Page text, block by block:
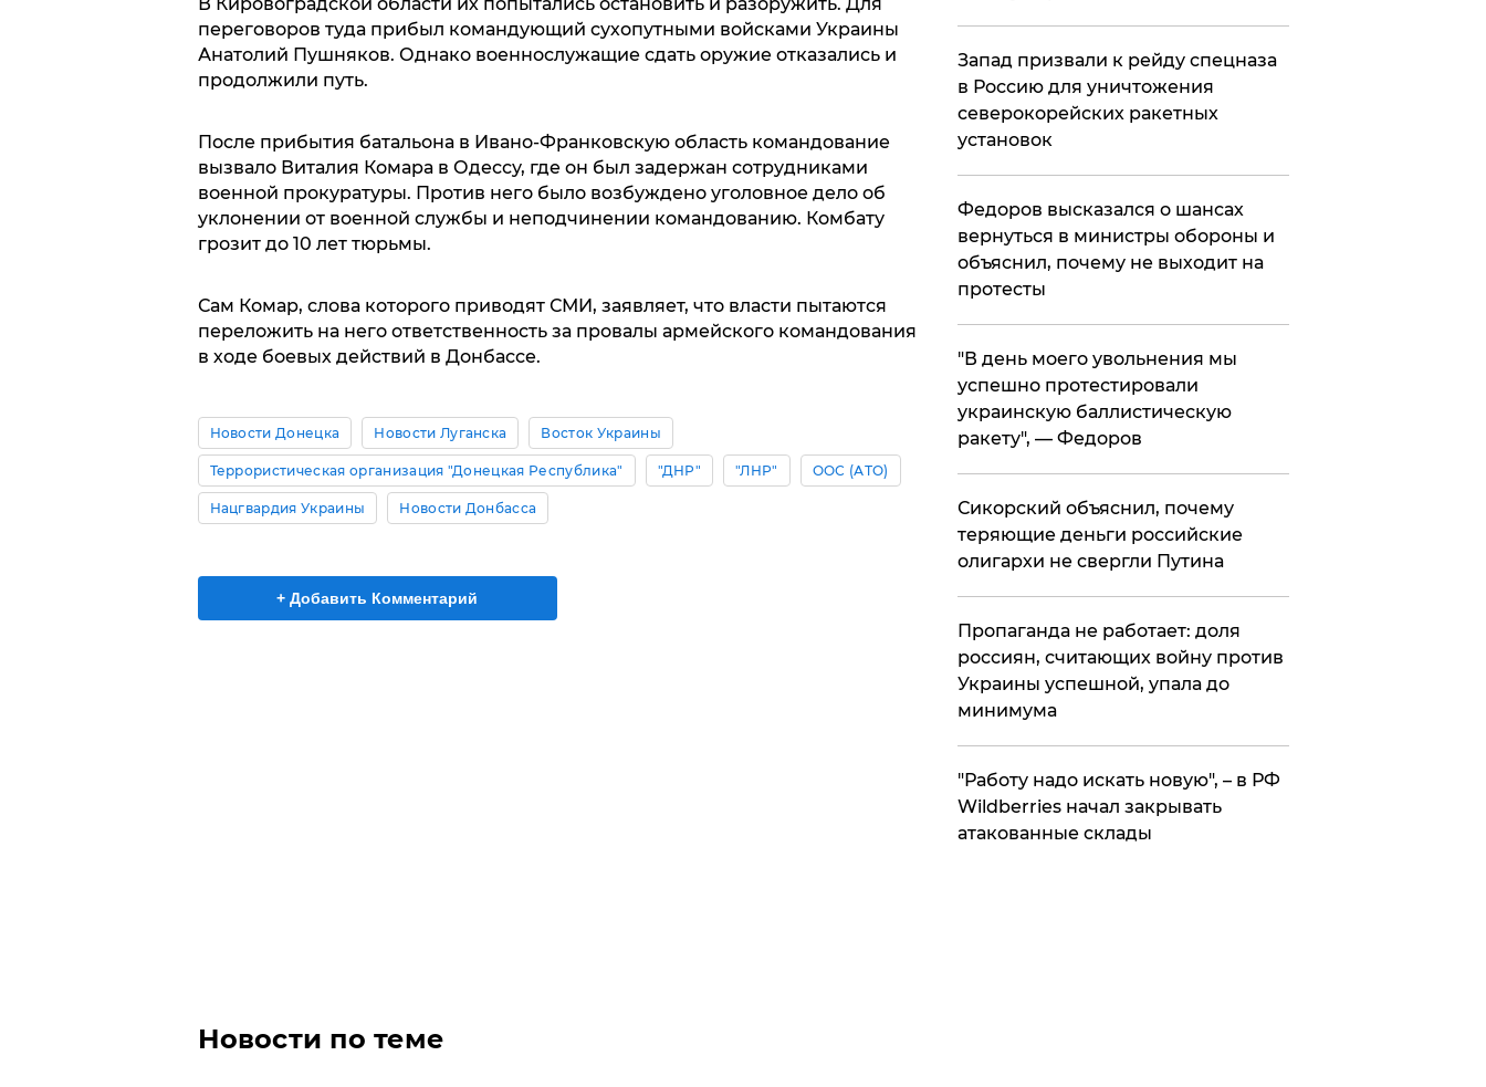
переговоров туда прибыл командующий сухопутными войсками Украины
Анатолий Пушняков. Однако военнослужащие сдать оружие отказались и
продолжили путь.
После прибытия батальона в Ивано-Франковскую область командование
вызвало Виталия Комара в Одессу, где он был задержан сотрудниками
военной прокуратуры. Против него было возбуждено уголовное дело об
уклонении от военной службы и неподчинении командованию. Комбату
грозит до 10 лет тюрьмы.
Сам Комар, слова которого приводят СМИ, заявляет, что власти пытаются
переложить на него ответственность за провалы армейского командования
в ходе боевых действий в Донбассе.
Новости Донецка Новости Луганска Восток Украины
Террористическая организация "Донецкая Республика" "ДНР" "ЛНР" ООС (АТО)
Нацгвардия Украины Новости Донбасса
+ Добавить Комментарий
Новости по теме
Запад призвали к рейду спецназа
в Россию для уничтожения
северокорейских ракетных
установок
Федоров высказался о шансах
вернуться в министры обороны и
объяснил, почему не выходит на
протесты
​"В день моего увольнения мы
успешно протестировали
украинскую баллистическую
ракету", — Федоров
Сикорский объяснил, почему
теряющие деньги российские
олигархи не свергли Путина
​Пропаганда не работает: доля
россиян, считающих войну против
Украины успешной, упала до
минимума
"Работу надо искать новую", – в РФ
Wildberries начал закрывать
атакованные склады